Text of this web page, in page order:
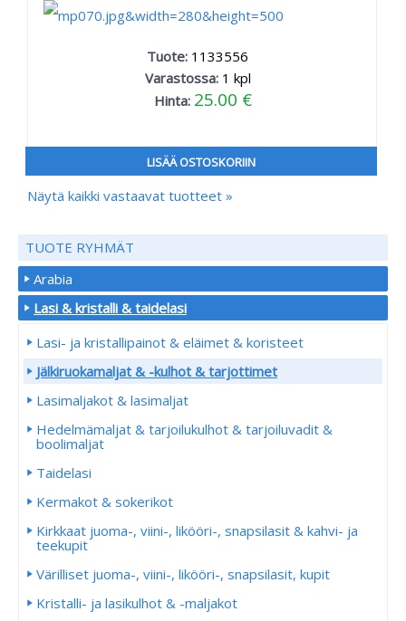
Tuote: 1133556
Varastossa: 1 kpl
Hinta: 25.00 €
LISÄÄ OSTOSKORIIN
Näytä kaikki vastaavat tuotteet »
TUOTE RYHMÄT
Arabia
Lasi & kristalli & taidelasi
Lasi- ja kristallipainot & eläimet & koristeet
Jälkiruokamaljat & -kulhot & tarjottimet
Lasimaljakot & lasimaljat
Hedelmämaljat & tarjoilukulhot & tarjoiluvadit &
boolimaljat
Taidelasi
Kermakot & sokerikot
Kirkkaat juoma-, viini-, likööri-, snapsilasit & kahvi- ja
teekupit
Värilliset juoma-, viini-, likööri-, snapsilasit, kupit
Kristalli- ja lasikulhot & -maljakot